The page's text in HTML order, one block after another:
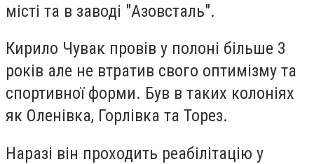
місті та в заводі "Азовсталь".
Кирило Чувак провів у полоні більше 3
років але не втратив свого оптимізму та
спортивної форми. Був в таких колоніях
як Оленівка, Горлівка та Торез.
Наразі він проходить реабілітацію у